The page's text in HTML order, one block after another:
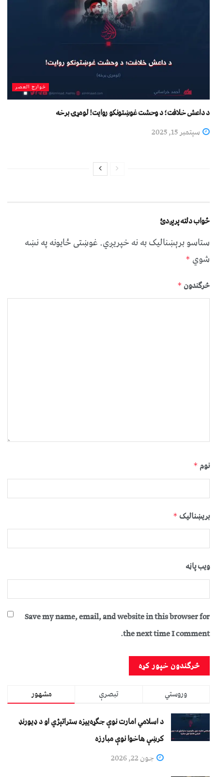
خوارج العصر
د داعش خلافت؛ د وحشت غوښتونکو روایت! لومړۍ برخه
سپتمبر 15, 2025
ځواب دلته پرېږدئ
ستاسو برېښناليک به نه خپريږي.غوښتى ځایونه په نښه
شوي *
څرگندون *
نوم *
بریښنالیک *
ویب پاڼه
Save my name, email, and website in this browser for
the next time I comment.
مشهور تبصرې
وروستي
د اسلامي امارت نوې جګړه‌ییزه ستراتېژي او د ډیورنډ
کرښې هاخوا نوې مبارزه
جون 22, 2026